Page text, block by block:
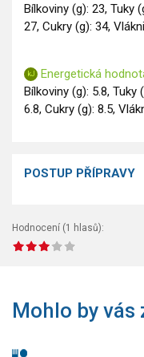
Bílkoviny (g): 23, Tuky
27, Cukry (g): 34,
Energetická
Bílkoviny (g): 5.8, Tuky
6.8, Cukry (g): 8.5,
POSTUP PŘÍPRAVY
Hodnocení (1 hlasů):
Mohlo by vás